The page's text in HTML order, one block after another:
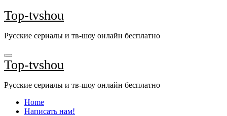
Перейти
к
Top-tvshou
Русские сериалы и тв-шоу онлайн бесплатно
Top-tvshou
Русские сериалы и тв-шоу онлайн бесплатно
Home
Написать нам!